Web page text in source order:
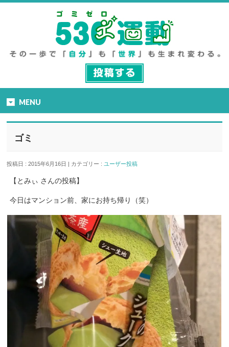
MENU
ゴミ
投稿日 : 2015年6月16日 | カテゴリー :ユーザー投稿
【とみぃ さんの投稿】
今日はマンション前、家にお持ち帰り（笑）